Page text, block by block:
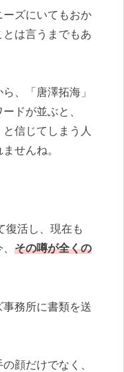
ズにいてもおか
は言うまでもあ
、「唐澤拓海」
ドが並ぶと、
信じてしまう人
せんね。
復活し、現在も
その噂が全くの
務所に書類を送
顔だけでなく、